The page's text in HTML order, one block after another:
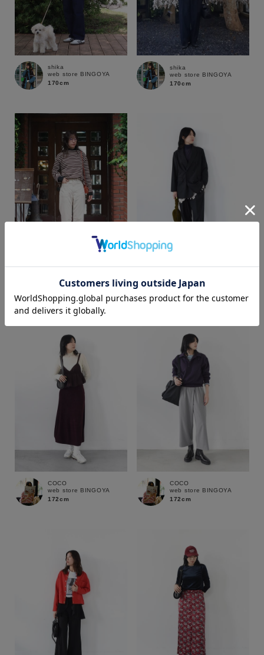
商品タイプ
予約商品
在庫あり 在庫なし含む
shika
web store BINGOYA
170cm
shika
web store BINGOYA
170cm
web store BINGOYA
web store BINGOYA
COCO
web store BINGOYA
172cm
COCO
web store BINGOYA
172cm